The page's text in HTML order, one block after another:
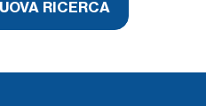
RICERCA